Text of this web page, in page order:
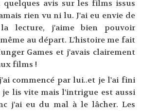
quelques avis sur les films issus
rien vu ni lu. J'ai eu envie de
lecture, j'aime bien pouvoir
au départ. L'histoire me fait
Games et j'avais clairement
films !
commencé par lui..et je l'ai fini
je lis vite mais l'intrigue est aussi
j'ai eu du mal à le lâcher. Les